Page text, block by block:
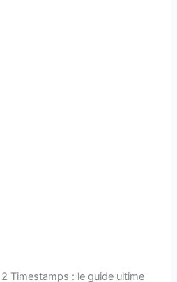
Timestamps : le guide ultime